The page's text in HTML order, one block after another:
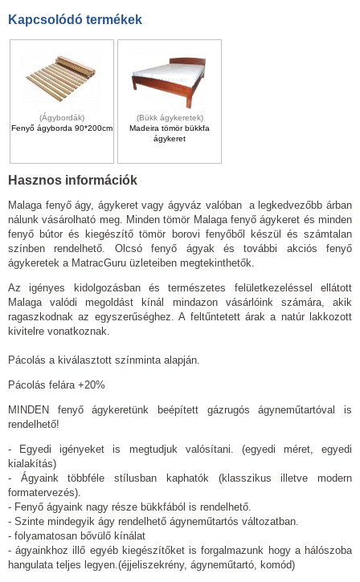
Kapcsolódó termékek
(Ágybordák)
Fenyő ágyborda 90*200cm
(Bükk ágykeretek)
Madeira tömör bükkfa
ágykeret
Hasznos információk
Malaga fenyő ágy, ágykeret vagy ágyváz valóban a legkedvezőbb árban
nálunk vásárolható meg. Minden tömör Malaga fenyő ágykeret és minden
fenyő bútor és kiegészítő tömör borovi fenyőből készül és számtalan
színben rendelhető. Olcsó fenyő ágyak és további akciós fenyő
ágykeretek a MatracGuru üzleteiben megtekinthetők.
Az igényes kidolgozásban és természetes felületkezeléssel ellátott
Malaga valódi megoldást kínál mindazon vásárlóink számára, akik
ragaszkodnak az egyszerűséghez. A feltűntetett árak a natúr lakkozott
kivitelre vonatkoznak.
Pácolás a kiválasztott színminta alapján.
Pácolás felára +20%
MINDEN fenyő ágykeretünk beépített gázrugós ágyneműtartóval is
rendelhető!
- Egyedi igényeket is megtudjuk valósítani. (egyedi méret, egyedi
kialakítás)
- Ágyaink többféle stílusban kaphatók (klasszikus illetve modern
formatervezés).
- Fenyő ágyaink nagy része bükkfából is rendelhető.
- Szinte mindegyik ágy rendelhető ágyneműtartós változatban.
- folyamatosan bővülő kínálat
- ágyainkhoz illő egyéb kiegészítőket is forgalmazunk hogy a hálószoba
hangulata teljes legyen.(éjjeliszekrény, ágyneműtartó, komód)